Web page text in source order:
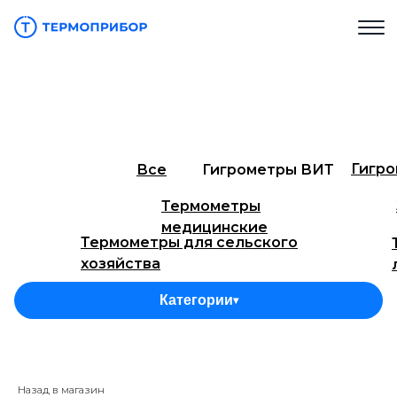
Термометры для инкубаторов
Термометры технические ТТЖ
Термометры для сельского
хозяйства
Термометры
медицинские
Гигрометры ВИТ
Все
Категории▾
Назад в магазин